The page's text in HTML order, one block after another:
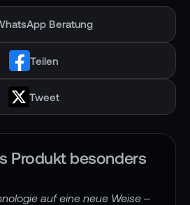
Beratung
Teilen
Tweet
Produkt besonders
auf eine neue Weise –